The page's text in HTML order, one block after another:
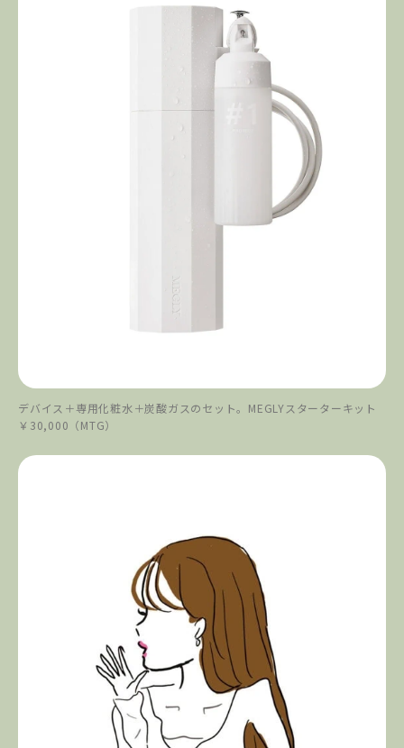
デバイス＋専用化粧水＋炭酸ガスのセット。MEGLYスターターキット
￥30,000（MTG）